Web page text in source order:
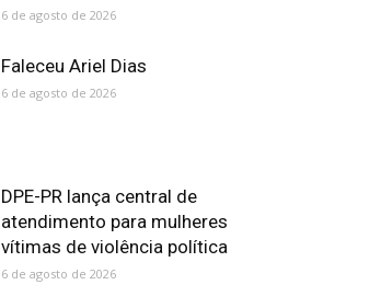
6 de agosto de 2026
Faleceu Ariel Dias
6 de agosto de 2026
DPE-PR lança central de
atendimento para mulheres
vítimas de violência política
6 de agosto de 2026